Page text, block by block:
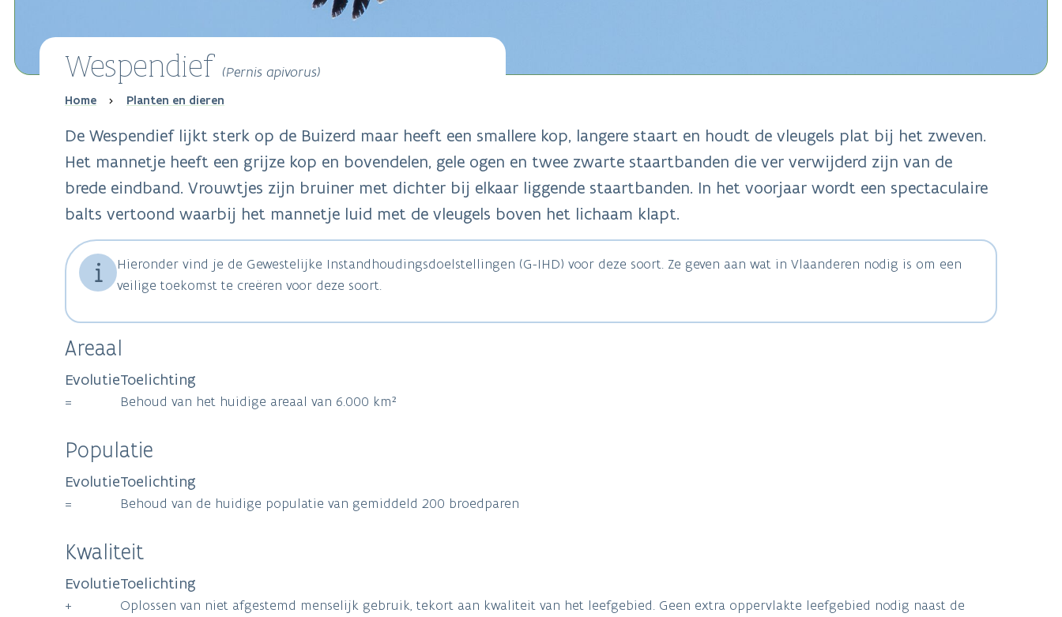
Wespendief (Pernis apivorus)
Breadcrumb
Home Planten en dieren
De Wespendief lijkt sterk op de Buizerd maar heeft een smallere kop, langere staart en houdt de vleugels plat bij het zweven.
Het mannetje heeft een grijze kop en bovendelen, gele ogen en twee zwarte staartbanden die ver verwijderd zijn van de
brede eindband. Vrouwtjes zijn bruiner met dichter bij elkaar liggende staartbanden. In het voorjaar wordt een spectaculaire
balts vertoond waarbij het mannetje luid met de vleugels boven het lichaam klapt.
Hieronder vind je de Gewestelijke Instandhoudingsdoelstellingen (G-IHD) voor deze soort. Ze geven aan wat in Vlaanderen nodig is om een
veilige toekomst te creëren voor deze soort.
Areaal
Evolutie
=
Toelichting
Behoud van het huidige areaal van 6.000 km²
Populatie
Evolutie
=
Toelichting
Behoud van de huidige populatie van gemiddeld 200 broedparen
Kwaliteit
Evolutie
+
Toelichting
Oplossen van niet afgestemd menselijk gebruik, tekort aan kwaliteit van het leefgebied. Geen extra oppervlakte leefgebied nodig naast de